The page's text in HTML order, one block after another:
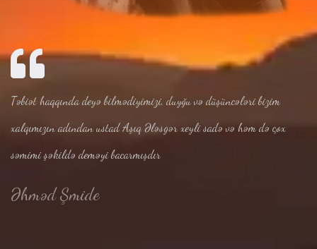
Təbiət haqqında deyə bilmədiyimizi, duyğu və düşüncələri bizim
xalqımızın adından ustad Aşıq Ələsgər xeyli sadə və həm də çox
səmimi şəkildə deməyi bacarmışdır
Əhməd Şmide